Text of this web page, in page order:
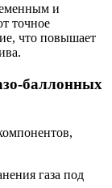
и
точное
что повышает
баллонных
газа под